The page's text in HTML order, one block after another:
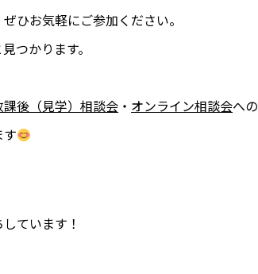
ひお気軽にご参加ください。
つかります。
課後（見学）相談会 ・ オンライン相談会への
す
ています！